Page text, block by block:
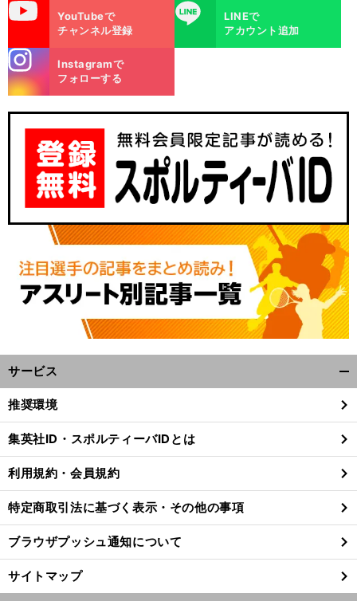
YouTubeで
チャンネル登録
LINE
LINEで
アカウント追加
m
Instagramで
フォローする
サービス
閉
る
推奨環境
集英社ID・スポルティーバIDとは
利用規約・会員規約
特定商取引法に基づく表示・その他の事項
ブラウザプッシュ通知について
サイトマップ